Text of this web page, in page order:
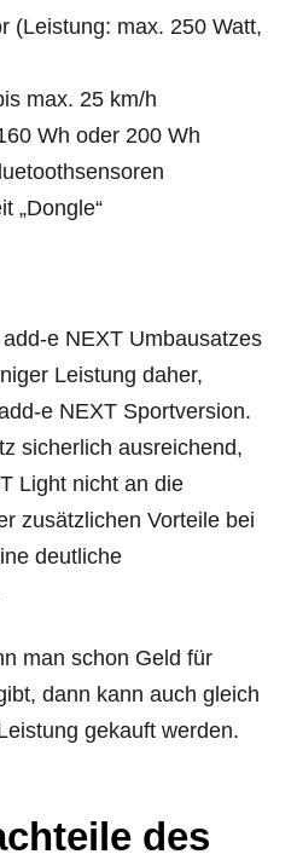
(Leistung: max. 250 Watt,
max. 25 km/h
Wh oder 200 Wh
„Dongle“
e NEXT Umbausatzes
Leistung daher,
e NEXT Sportversion.
sicherlich ausreichend,
Light nicht an die
zusätzlichen Vorteile bei
deutliche
man schon Geld für
dann kann auch gleich
gekauft werden.
des